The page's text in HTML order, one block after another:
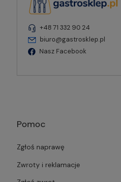
+48 71 332 90 24
biuro@gastrosklep.pl
Nasz Facebook
Pomoc
Zgłoś naprawę
Zwroty i reklamacje